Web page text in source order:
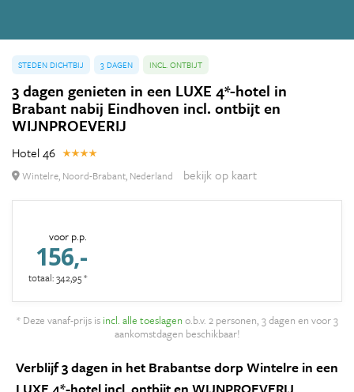
STEDEN DICHTBIJ 3 DAGEN INCL. ONTBIJT
3 dagen genieten in een LUXE 4*-hotel in
Brabant nabij Eindhoven incl. ontbijt en
WIJNPROEVERIJ
Hotel 46
Wintelre, Noord-Brabant, Nederland bekijk op kaart
voor p.p.
156,-
totaal: 342,95 *
* Deze vanaf-prijs is incl. alle toeslagen o.b.v. 2 personen, 3 dagen en voor 3
aankomstdagen beschikbaar!
Verblijf 3 dagen in het Brabantse dorp Wintelre in een